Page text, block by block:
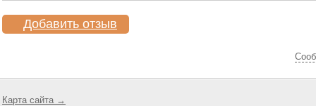
Добавить отзыв
Карта сайта →